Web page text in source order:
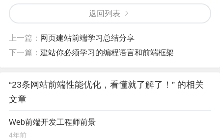
10、权衡DNS查找次数
减少主机名可以节省响应时间。但同时，需要注意，减少
主机会减少页面中并行下载的数量。IE浏览器在同一时刻
搞N个二级域名来放图片。
11、精简CSS和JS
这里就涉及到css和js的压缩了。比如下面的新浪的一个css
返回列表
上一篇： 网页建站前端学习总结分享
下一篇： 建站你必须学习的编程语言和前端框架
“23条网站前端性能优化，看懂就了解了！” 的相关
文章
Web前端开发工程师前景
4年前